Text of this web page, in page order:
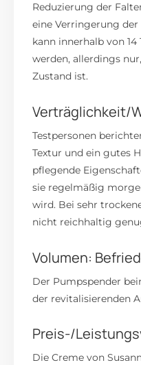
Reduzierung der
eine Verringerung
kann innerhalb von
werden, allerdings
Zustand ist.
Verträglichkeit/
Testpersonen
Textur und ein gutes
pflegende
sie regelmäßig
wird. Bei sehr
nicht reichhaltig
Volumen:
Der Pumpspender
der revitalisierenden
Preis-/
Die Creme von